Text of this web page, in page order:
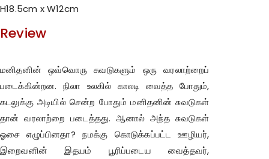
H18.5cm x W12cm
Review
மனிதனின் ஒவ்வொரு சுவடுகளும் ஒரு வரலாற்றைப்
படைக்கின்றன. நிலா உலகில் காலடி வைத்த போதும்,
கடலுக்கு அடியில் சென்ற போதும் மனிதனின் சுவடுகள்
தான் வரலாற்றை படைத்தது. ஆனால் அந்த சுவடுகள்
ஓசை எழுப்பினதா? நமக்கு கொடுக்கப்பட்ட ஊழியர்,
இறைவனின் இதயம் பூரிப்படைய வைத்தவர்,